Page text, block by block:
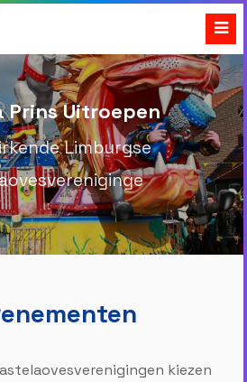
Prins Uitroepen
Limburgse
kiezen